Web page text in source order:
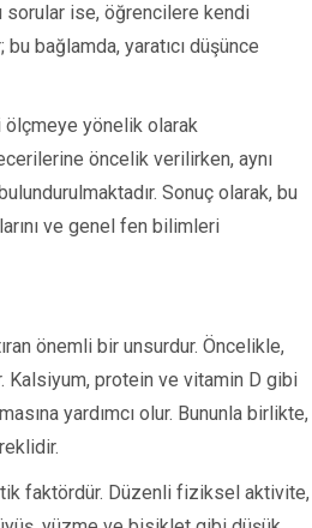
sorular ise, öğrencilere kendi
bağlamda, yaratıcı düşünce
yönelik olarak
öncelik verilirken, aynı
Sonuç olarak, bu
ve genel fen bilimleri
önemli bir unsurdur. Öncelikle,
Kalsiyum, protein ve vitamin D gibi
yardımcı olur. Bununla birlikte,
faktördür. Düzenli fiziksel aktivite,